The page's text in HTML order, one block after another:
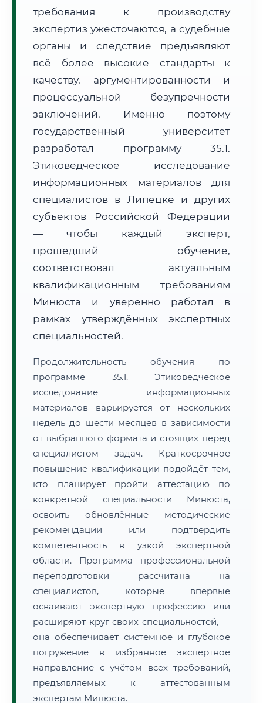
Формат учебы:
Дистанционно
🗺️ Зона обслуживания: г. Липецк
Расчет логистики оригиналов:
• Маршрут транзита:
• Экспресс-доставка СДЭК / Почтой: 4–6 рабочих дней
📜 Документы и аккредитация ФИС ФРДО
Нажмите на документ для увеличения и просмотра
требования к производству
экспертиз ужесточаются, а судебные
органы и следствие предъявляют
всё более высокие стандарты к
качеству, аргументированности и
процессуальной безупречности
заключений. Именно поэтому
государственный университет
разработал программу 35.1.
Этиковедческое исследование
информационных материалов для
специалистов в Липецке и других
субъектов Российской Федерации
— чтобы каждый эксперт,
прошедший обучение,
соответствовал актуальным
квалификационным требованиям
Минюста и уверенно работал в
рамках утверждённых экспертных
специальностей.
Продолжительность обучения по
программе 35.1. Этиковедческое
исследование информационных
материалов варьируется от нескольких
недель до шести месяцев в зависимости
от выбранного формата и стоящих перед
специалистом задач. Краткосрочное
повышение квалификации подойдёт тем,
кто планирует пройти аттестацию по
конкретной специальности Минюста,
освоить обновлённые методические
рекомендации или подтвердить
компетентность в узкой экспертной
области. Программа профессиональной
переподготовки рассчитана на
специалистов, которые впервые
осваивают экспертную профессию или
расширяют круг своих специальностей, —
она обеспечивает системное и глубокое
погружение в избранное экспертное
направление с учётом всех требований,
предъявляемых к аттестованным
экспертам Минюста.